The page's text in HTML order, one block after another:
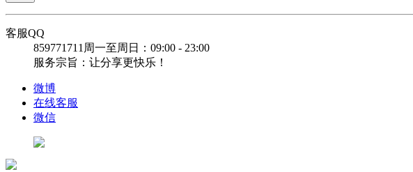
客服QQ
859771711 周一至周日：09:00 - 23:00
服务宗旨：让分享更快乐！
微博
在线客服
微信